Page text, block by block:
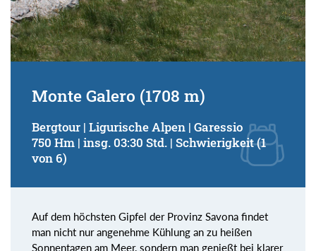
Monte Galero (1708 m)
Bergtour | Ligurische Alpen | Garessio
750 Hm | insg. 03:30 Std. | Schwierigkeit (1
von 6)
Auf dem höchsten Gipfel der Provinz Savona findet
man nicht nur angenehme Kühlung an zu heißen
Sonnentagen am Meer, sondern man genießt bei klarer